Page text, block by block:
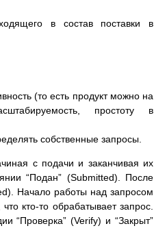
в состав поставки в
(то есть продукт можно на
простоту в
собственные запросы.
с подачи и заканчивая их
“Подан” (Submitted). После
Начало работы над запросом
кто-то обрабатывает запрос.
“Проверка” (Verify) и “Закрыт”